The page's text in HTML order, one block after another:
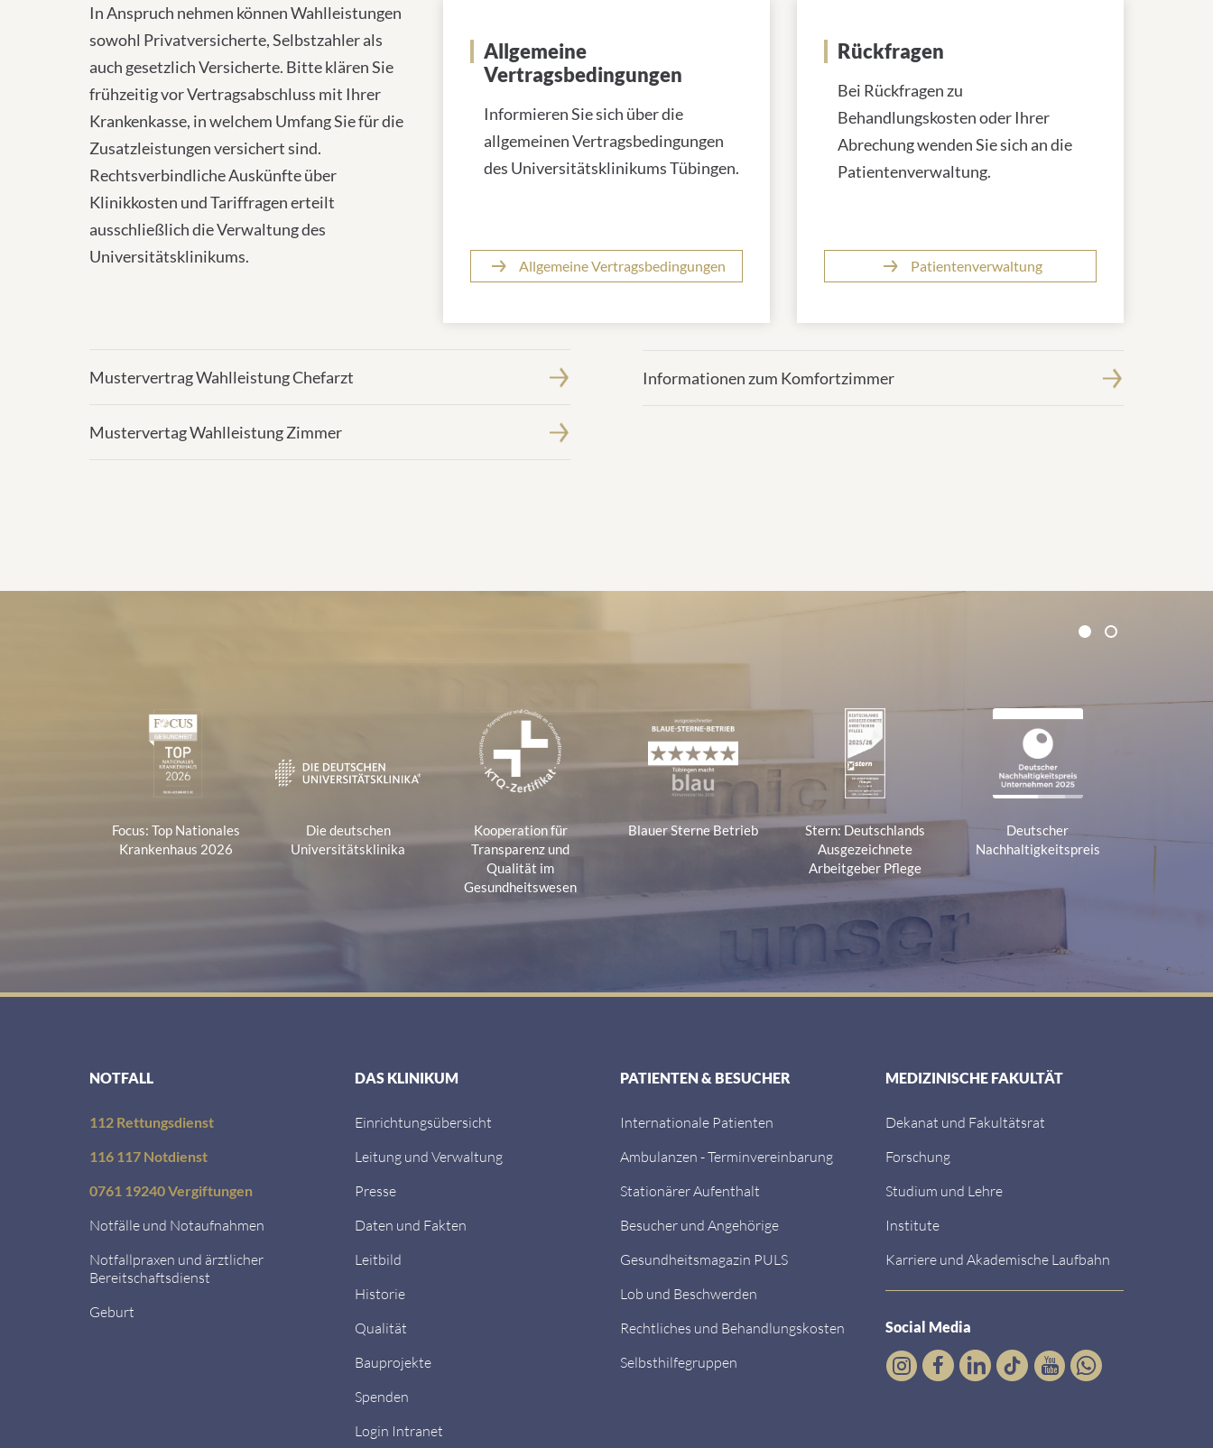
In Anspruch nehmen können Wahlleistungen
sowohl Privatversicherte, Selbstzahler als
auch gesetzlich Versicherte. Bitte klären Sie
frühzeitig vor Vertragsabschluss mit Ihrer
Krankenkasse, in welchem Umfang Sie für die
Zusatzleistungen versichert sind.
Rechtsverbindliche Auskünfte über
Klinikkosten und Tariffragen erteilt
ausschließlich die Verwaltung des
Universitätsklinikums.
Allgemeine
Vertragsbedingungen
Informieren Sie sich über die
allgemeinen Vertragsbedingungen
des Universitätsklinikums Tübingen.
Allgemeine Vertragsbedingungen
Rückfragen
Bei Rückfragen zu
Behandlungskosten oder Ihrer
Abrechung wenden Sie sich an die
Patientenverwaltung.
Patientenverwaltung
Mustervertrag Wahlleistung Chefarzt
Mustervertag Wahlleistung Zimmer
Informationen zum Komfortzimmer
1 2
Focus: Top Nationales
Krankenhaus 2026
Die deutschen
Universitätsklinika
Kooperation für
Transparenz und
Qualität im
Gesundheitswesen
Blauer Sterne Betrieb
Stern: Deutschlands
Ausgezeichnete
Arbeitgeber Pflege
Deutscher
Nachhaltigkeitspreis
NOTFALL
112 Rettungsdienst
116 117 Notdienst
0761 19240 Vergiftungen
Notfälle und Notaufnahmen
Notfallpraxen und ärztlicher
Bereitschaftsdienst
Geburt
DAS KLINIKUM
Einrichtungsübersicht
Leitung und Verwaltung
Presse
Daten und Fakten
Leitbild
Historie
Qualität
Bauprojekte
Spenden
Login Intranet
PATIENTEN & BESUCHER
Internationale Patienten
Ambulanzen - Terminvereinbarung
Stationärer Aufenthalt
Besucher und Angehörige
Gesundheitsmagazin PULS
Lob und Beschwerden
Rechtliches und Behandlungskosten
Selbsthilfegruppen
MEDIZINISCHE FAKULTÄT
Dekanat und Fakultätsrat
Forschung
Studium und Lehre
Institute
Karriere und Akademische Laufbahn
Social Media